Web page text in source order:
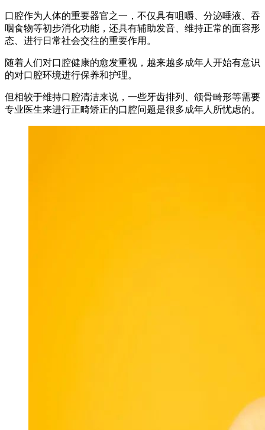
口腔作为人体的重要器官之一，不仅具有咀嚼、分泌唾液、吞
咽食物等初步消化功能，还具有辅助发音、维持正常的面容形
态、进行日常社会交往的重要作用。
随着人们对口腔健康的愈发重视，越来越多成年人开始有意识
的对口腔环境进行保养和护理。
但相较于维持口腔清洁来说，一些牙齿排列、颌骨畸形等需要
专业医生来进行正畸矫正的口腔问题是很多成年人所忧虑的。